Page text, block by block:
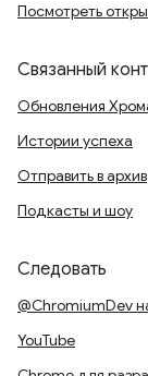
Посмотреть
Связанный
Обновления
Истории успеха
Отправить в архив
Подкасты и шоу
Следовать
@ChromiumDev
YouTube